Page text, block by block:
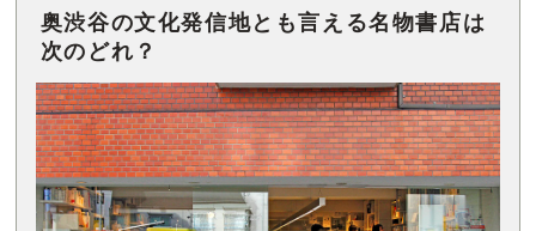
奥渋谷の文化発信地とも言える名物書店は
次のどれ？